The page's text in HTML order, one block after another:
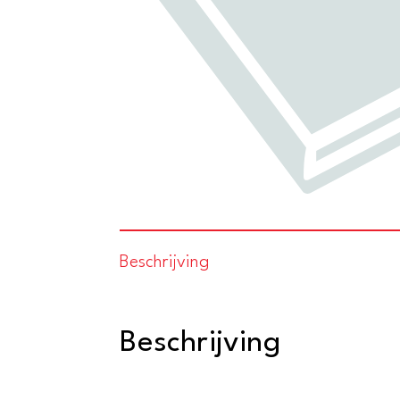
Beschrijving
Beschrijving